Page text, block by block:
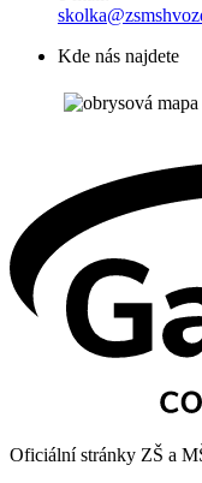
Kde nás najdete
Oficiální stránky ZŠ a